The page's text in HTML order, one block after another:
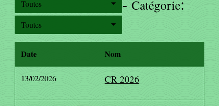
Toutes Catégorie
Toutes
Date Nom
13/02/2026 CR 2026